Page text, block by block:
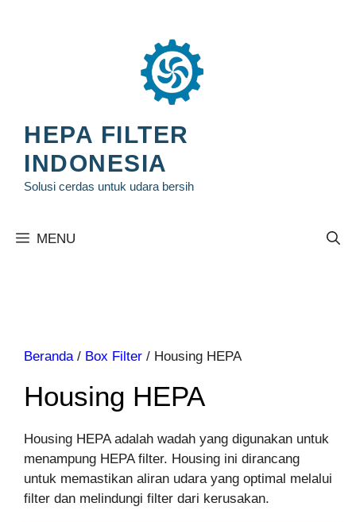
HEPA FILTER
INDONESIA
Solusi cerdas untuk udara bersih
MENU
Beranda/ Box Filter / Housing HEPA
Housing HEPA
Housing HEPA adalah wadah yang digunakan untuk
menampung HEPA filter. Housing ini dirancang
untuk memastikan aliran udara yang optimal melalui
filter dan melindungi filter dari kerusakan.